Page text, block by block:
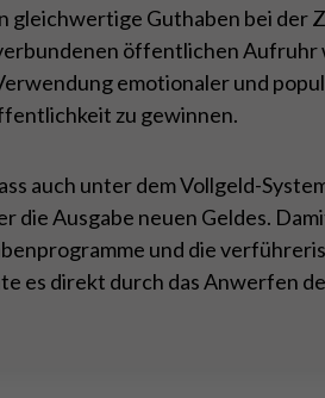
gleichwertige Guthaben bei
öffentlichen
emotionaler und
zu gewinnen.
auch unter dem Vollgeld-
Ausgabe neuen Geldes.
und die
es direkt durch das Anwerfen